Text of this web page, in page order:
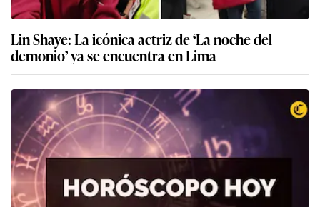
Lin Shaye: La icónica actriz de ‘La noche del
demonio’ ya se encuentra en Lima